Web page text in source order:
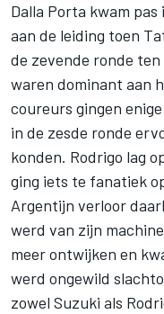
Dalla Porta kwam
aan de leiding toen
de zevende ronde
waren dominant aan
coureurs gingen
in de zesde ronde
konden. Rodrigo lag
ging iets te fanatiek
Argentijn verloor
werd van zijn
meer ontwijken en
werd ongewild
zowel Suzuki als